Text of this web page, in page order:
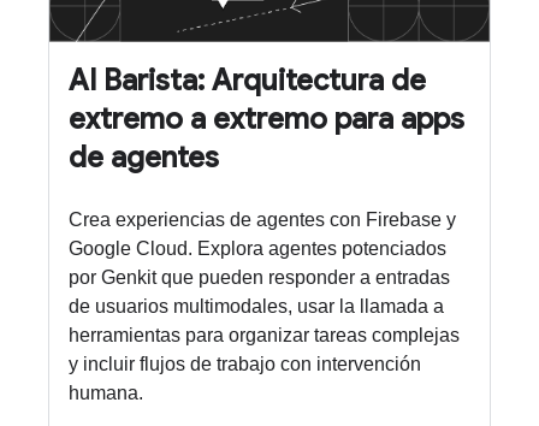
AI Barista: Arquitectura de
extremo a extremo para apps
de agentes
Crea experiencias de agentes con Firebase y
Google Cloud. Explora agentes potenciados
por Genkit que pueden responder a entradas
de usuarios multimodales, usar la llamada a
herramientas para organizar tareas complejas
y incluir flujos de trabajo con intervención
humana.